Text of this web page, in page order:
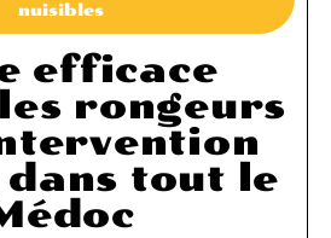
nuisibles
efficace
rongeurs
tout le